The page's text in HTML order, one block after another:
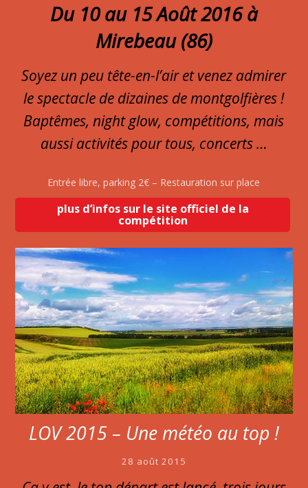
Du 10 au 15 Août 2016 à
Mirebeau (86)
Soyez un peu tête-en-l’air et venez admirer
le spectacle de dizaines de montgolfières !
Baptêmes, night glow, compétitions, mais
aussi activités pour tous, concerts …
Entrée libre, parking 2€ – Restauration sur place
plus d’infos sur le site officiel de la
compétition
LOV 2015 – Une météo au top !
28 août 2015